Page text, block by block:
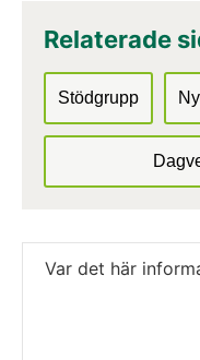
Relaterade
Stödgrupp
Var det här